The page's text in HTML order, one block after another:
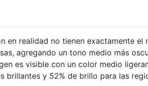
en realidad no tienen exactamente el
agregando un tono medio más
es visible con un color medio
brillantes y 52% de brillo para las